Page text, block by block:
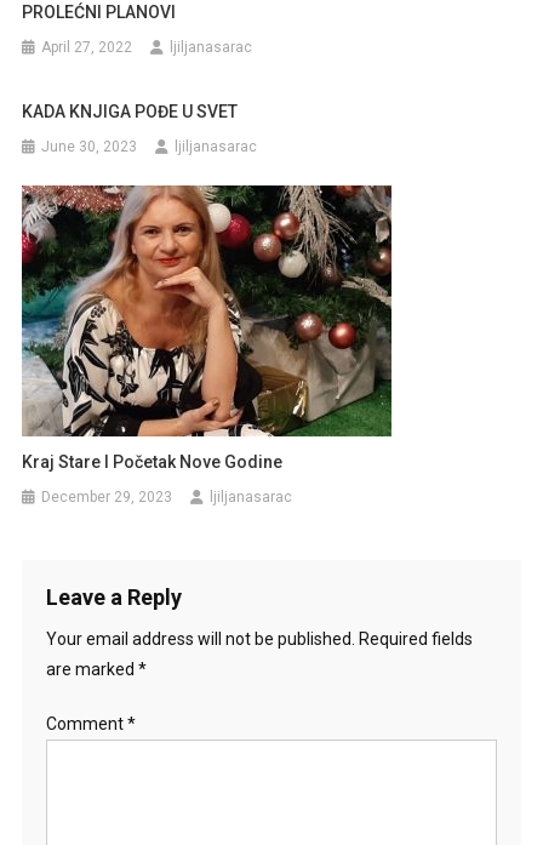
PROLEĆNI PLANOVI
April 27, 2022 ljiljanasarac
KADA KNJIGA POĐE U SVET
June 30, 2023 ljiljanasarac
Kraj Stare I Početak Nove Godine
December 29, 2023 ljiljanasarac
Leave a Reply
Your email address will not be published.
Required fields
are marked *
Comment*